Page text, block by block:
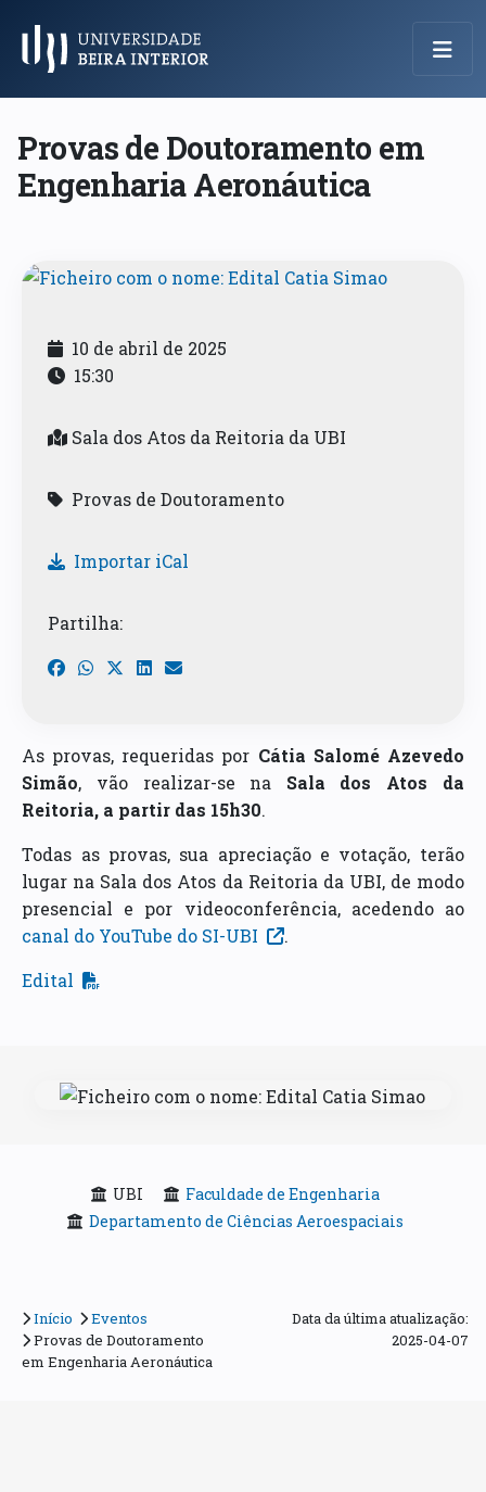
Menu Principal
Provas de Doutoramento em
Engenharia Aeronáutica
10 de abril de 2025
15:30
Sala dos Atos da Reitoria da UBI
Provas de Doutoramento
Importar iCal
Partilha:
As provas, requeridas por Cátia Salomé Azevedo
Simão, vão realizar-se na Sala dos Atos da
Reitoria, a partir das 15h30.
Todas as provas, sua apreciação e votação, terão
lugar na Sala dos Atos da Reitoria da UBI, de modo
presencial e por videoconferência, acedendo ao
canal do YouTube do SI-UBI
.
Edital
UBI
Faculdade de Engenharia
Departamento de Ciências Aeroespaciais
Início
Eventos
Provas de Doutoramento
em Engenharia Aeronáutica
Data da última atualização:
2025-04-07